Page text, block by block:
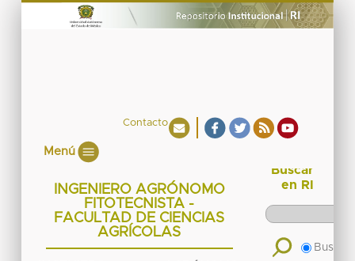
Contacto
Menú
INGENIERO AGRÓNOMO
FITOTECNISTA -
FACULTAD DE CIENCIAS
AGRÍCOLAS
Buscar
en RI
Buscar